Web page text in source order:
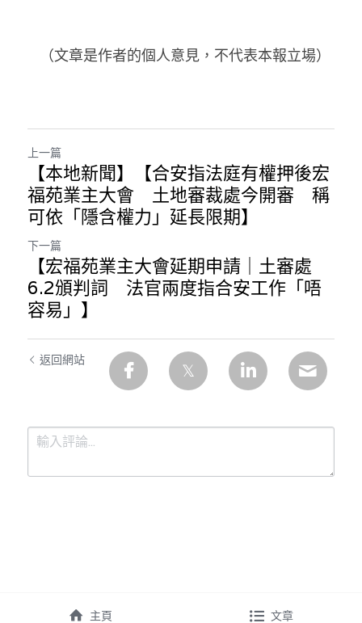
   （文章是作者的個人意見，不代表本報立場）
上一篇
【本地新聞】【合安指法庭有權押後宏
福苑業主大會 土地審裁處今開審 稱
可依「隱含權力」延長限期】
下一篇
【宏福苑業主大會延期申請｜土審處
6.2頒判詞 法官兩度指合安工作「唔
容易」】
返回網站
主頁 文章